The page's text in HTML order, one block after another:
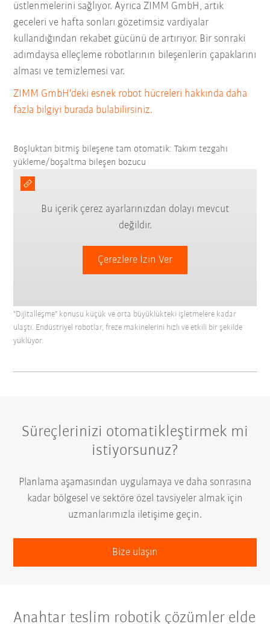
üstlenmelerini sağlıyor. Ayrıca ZIMM GmbH, artık
geceleri ve hafta sonları gözetimsiz vardiyalar
kullandığından rekabet gücünü de artırıyor. Bir sonraki
adımdaysa elleçleme robotlarının bileşenlerin çapaklarını
alması ve temizlemesi var.
ZIMM GmbH'deki esnek robot hücreleri hakkında daha
fazla bilgiyi burada bulabilirsiniz.
Boşluktan bitmiş bileşene tam otomatik: Takım tezgahı
yükleme/boşaltma bileşen bozucu
Bu içerik çerez ayarlarınızdan dolayı mevcut
değildir.
Çerezlere İzin Ver
"Dijitalleşme" konusu küçük ve orta büyüklükteki işletmelere kadar
ulaştı. Endüstriyel robotlar, freze makinelerini hızlı ve etkili bir şekilde
yüklüyor.
Süreçlerinizi otomatikleştirmek mi
istiyorsunuz?
Planlama aşamasından uygulamaya ve daha sonrasına
kadar bölgesel ve sektöre özel tavsiyeler almak için
uzmanlarımızla iletişime geçin.
Bize ulaşın
Anahtar teslim robotik çözümler elde